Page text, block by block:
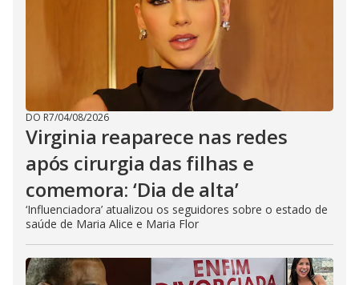
DO R7/04/08/2026
Virginia reaparece nas redes
após cirurgia das filhas e
comemora: ‘Dia de alta’
‘Influenciadora’ atualizou os seguidores sobre o estado de
saúde de Maria Alice e Maria Flor